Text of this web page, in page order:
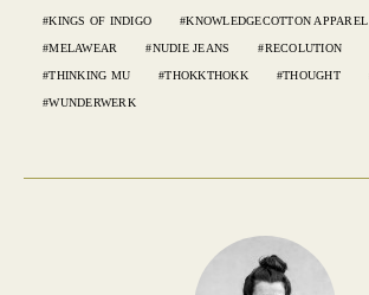
KINGS OF INDIGO KNOWLEDGECOTTON APPAREL
MELAWEAR NUDIE JEANS RECOLUTION
THINKING MU THOKKTHOKK THOUGHT
WUNDERWERK